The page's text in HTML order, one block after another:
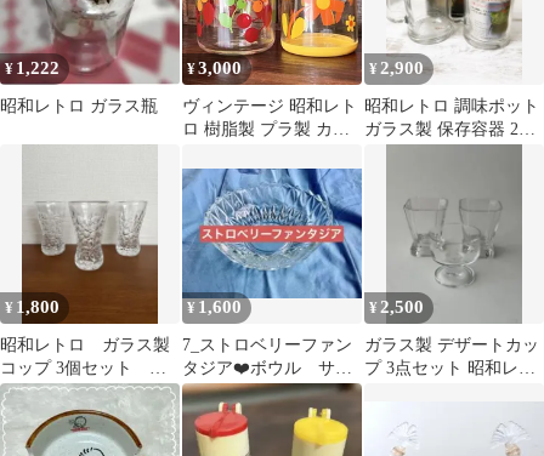
¥ 1,222
昭和レトロ ガラス瓶
¥3,000
ヴィンテージ 昭和レト
ロ 樹脂製 プラ製 カラ
ー キャンディーポット
保存容器 2つセット
¥ 2,900
昭和レトロ 調味ポット
ガラス製 保存容器 2個
¥ 1,800
昭和レトロ ガラス製
コップ 3個セット ク
リアガラス 花瓶 タ
ンブラー
¥ 1,600
7_ストロベリーファン
タジア❤️ボウル サン
リオ 昭和レトロ
Sanrio
¥ 2,500
ガラス製 デザートカッ
プ 3点セット 昭和レト